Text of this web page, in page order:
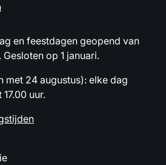
en feestdagen geopend van
Gesloten op 1 januari.
met 24 augustus): elke dag
uur.